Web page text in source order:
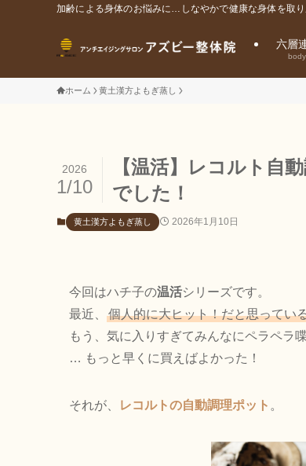
加齢による身体のお悩みに…しなやかで健康な身体を取
六層
ホーム 黄土漢方よもぎ蒸し
【温活】レコルト自
でした！
2026
1/10
黄土漢方よもぎ蒸し 2026年1月10日
今回はハチ子の温活シリーズです。
最近、
個人的に大ヒット！だと思ってい
もう、気に入りすぎてみんなにペラペラ
… もっと早くに買えばよかった！
それが、 レコルトの自動調理ポット 。